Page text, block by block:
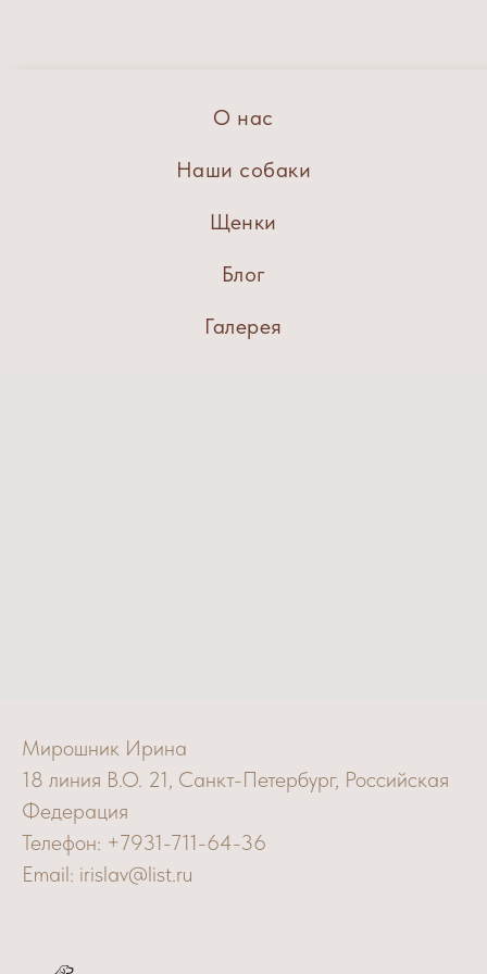
О нас
Наши собаки
Щенки
Блог
Галерея
Мирошник Ирина
18 линия В.О. 21, Санкт-Петербург, Российская
Федерация
Телефон: +7931-711-64-36
Email: irislav@list.ru